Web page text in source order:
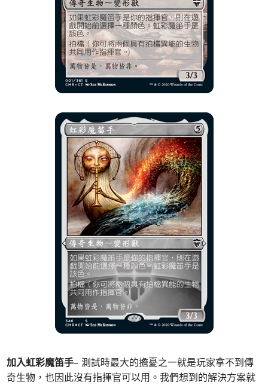
加入虹彩魔笛手– 測試時最大的擔憂之一就是玩家拿不到傳
奇生物，也因此沒有指揮官可以用。我們想到的解決方案就